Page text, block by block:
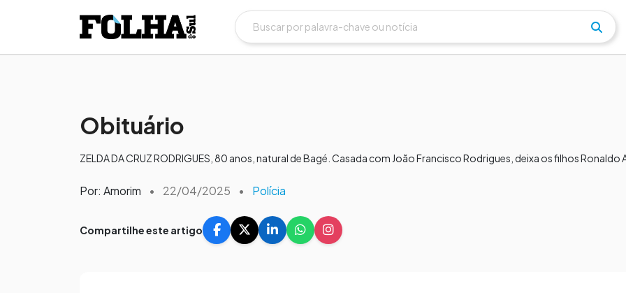
Obituário
ZELDA DA CRUZ RODRIGUES, 80 anos, natural de Bagé. Casada com João Francisco Rodrigues, deixa os filhos Ronaldo
Por: Amorim • 22/04/2025 • Polícia
Compartilhe este artigo